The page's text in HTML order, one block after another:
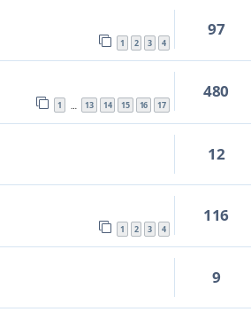
1 2 3 4
97
1 … 13 14 15 16 17
480
12
1 2 3 4
116
9